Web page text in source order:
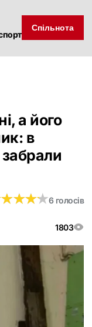
Спільнота
а його
в
забрали
1803
★★★★
★★★★6 голосів